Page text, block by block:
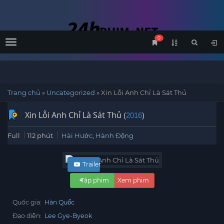
Menu
0
Trang chủ » Uncategorized »Xin Lỗi Anh Chỉ Là Sát Thủ
Xin Lỗi Anh Chỉ Là Sát Thủ (2016)
Full 112 phút Hài Hước Hành Động
Xem phim
Trailer
Tập phim
Quốc gia: Hàn Quốc
Đạo diễn: Lee Gye-Byeok